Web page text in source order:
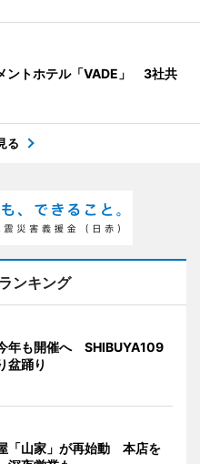
ントホテル「VADE」 3社共
る
ンキング
年も開催へ SHIBUYA109
盆踊り
「山家」が再始動 本店を